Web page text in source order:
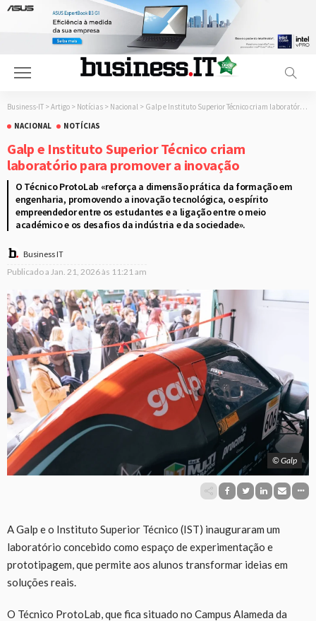
Business-IT > Artigo > Notícias > Nacional > Galp e Instituto Superior Técnico criam laboratório para promover a inovação
NACIONAL
NOTÍCIAS
Galp e Instituto Superior Técnico criam
laboratório para promover a inovação
O Técnico ProtoLab «reforça a dimensão prática da formação em
engenharia, promovendo a inovação tecnológica, o espírito
empreendedor entre os estudantes e a ligação entre o meio
académico e os desafios da indústria e da sociedade».
Business IT
Publicado a Jan. 21, 2026 às 11:21 am
© Galp
A Galp e o Instituto Superior Técnico (IST) inauguraram um
laboratório concebido como espaço de experimentação e
prototipagem, que permite aos alunos transformar ideias em
soluções reais.
O Técnico ProtoLab, que fica situado no Campus Alameda da